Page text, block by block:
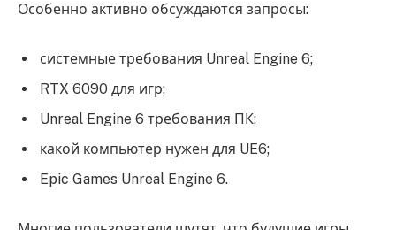
Особенно активно обсуждаются запросы:
системные требования Unreal Engine 6;
RTX 6090 для игр;
Unreal Engine 6 требования ПК;
какой компьютер нужен для UE6;
Epic Games Unreal Engine 6.